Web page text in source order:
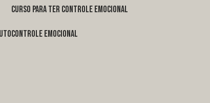
curso para ter controle emocional
emocional